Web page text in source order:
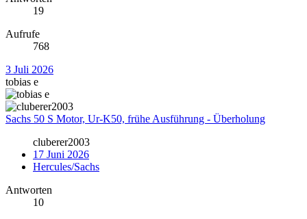
19
Aufrufe
768
3 Juli 2026
tobias e
Sachs 50 S Motor, Ur-K50, frühe Ausführung - Überholung
cluberer2003
17 Juni 2026
Hercules/Sachs
Antworten
10